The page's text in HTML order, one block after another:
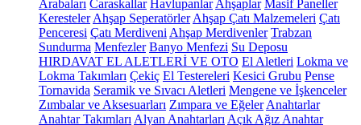
Arabaları Caraskallar Havlupanlar Ahşaplar Masif Paneller
Keresteler Ahşap Seperatörler Ahşap Çatı Malzemeleri Çatı
Penceresi Çatı Merdiveni Ahşap Merdivenler Trabzan
Sundurma Menfezler Banyo Menfezi Su Deposu
HIRDAVAT EL ALETLERİ VE OTO El Aletleri Lokma ve
Lokma Takımları Çekiç El Testereleri Kesici Grubu Pense
Tornavida Seramik ve Sıvacı Aletleri Mengene ve İşkenceler
Zımbalar ve Aksesuarları Zımpara ve Eğeler Anahtarlar
Anahtar Takımları Alyan Anahtarları Açık Ağız Anahtar